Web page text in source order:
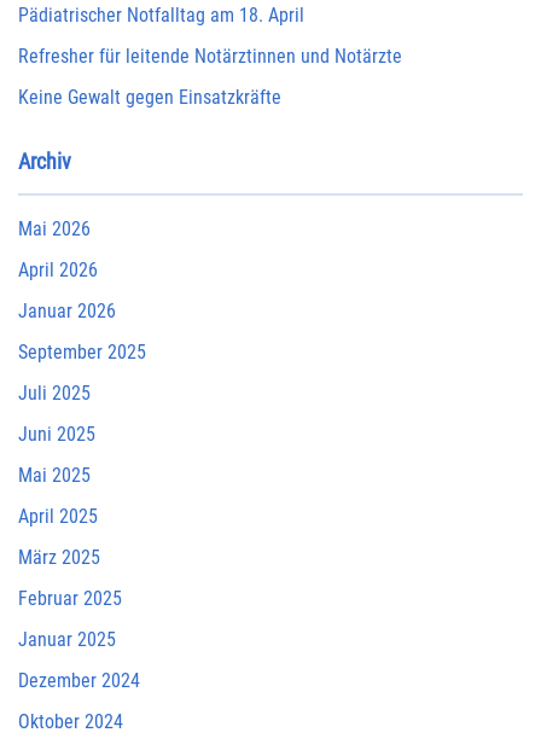
Pädiatrischer Notfalltag am 18. April
Refresher für leitende Notärztinnen und Notärzte
Keine Gewalt gegen Einsatzkräfte
Archiv
Mai 2026
April 2026
Januar 2026
September 2025
Juli 2025
Juni 2025
Mai 2025
April 2025
März 2025
Februar 2025
Januar 2025
Dezember 2024
Oktober 2024